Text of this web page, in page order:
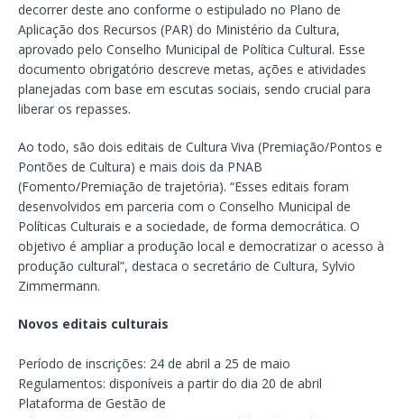
decorrer deste ano conforme o estipulado no Plano de
Aplicação dos Recursos (PAR) do Ministério da Cultura,
aprovado pelo Conselho Municipal de Política Cultural. Esse
documento obrigatório descreve metas, ações e atividades
planejadas com base em escutas sociais, sendo crucial para
liberar os repasses.
Ao todo, são dois editais de Cultura Viva (Premiação/Pontos e
Pontões de Cultura) e mais dois da PNAB
(Fomento/Premiação de trajetória). “Esses editais foram
desenvolvidos em parceria com o Conselho Municipal de
Políticas Culturais e a sociedade, de forma democrática. O
objetivo é ampliar a produção local e democratizar o acesso à
produção cultural”, destaca o secretário de Cultura, Sylvio
Zimmermann.
Novos editais culturais
Período de inscrições: 24 de abril a 25 de maio
Regulamentos: disponíveis a partir do dia 20 de abril
Plataforma de Gestão de